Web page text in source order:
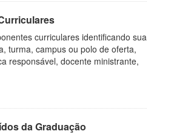
curriculares identificando sua
turma, campus ou polo de oferta,
responsável, docente ministrante,
da Graduação